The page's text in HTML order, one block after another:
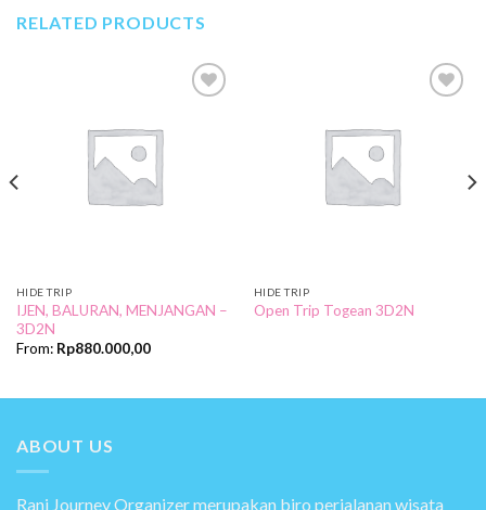
RELATED PRODUCTS
HIDE TRIP
IJEN, BALURAN, MENJANGAN –
3D2N
From: Rp880.000,00
HIDE TRIP
Open Trip Togean 3D2N
ABOUT US
Rani Journey Organizer merupakan biro perjalanan wisata